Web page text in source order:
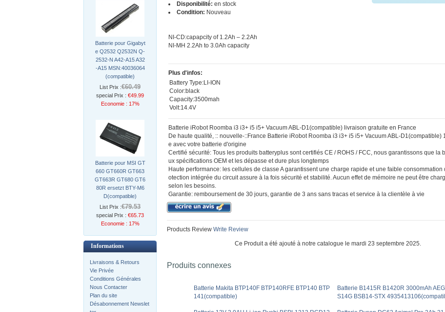
Batterie pour Gigabyt
e Q2532 Q2532N Q-
2532-N A42-A15 A32
-A15 MSN:40036064
(compatible)
List Prix :€60.49
special Prix : €49.99
Economie : 17%
Batterie pour MSI GT
660 GT660R GT663
GT663R GT680 GT6
80R ersetzt BTY-M6
D(compatible)
List Prix :€79.53
special Prix : €65.73
Economie : 17%
Informations
Livraisons & Retours
Vie Privée
Conditions Générales
Nous Contacter
Plan du site
Désabonnement Newslet
Disponibilité: en stock
Condition: Nouveau
NI-CD:capapcity of 1.2Ah – 2.2Ah
NI-MH 2.2Ah to 3.0Ah capacity
Plus d'infos:
Battery Type:LI-ION
Color:black
Capacity:3500mah
Volt:14.4V
Batterie iRobot Roomba i3 i3+ i5 i5+ Vacuum ABL-D1(compatible) livraison gratuite en France
De haute qualité, :: nouvelle-::France Batterie iRobot Roomba i3 i3+ i5 i5+ Vacuum ABL-D1(compatible)
e avec votre batterie d'origine
Certifié sécurité: Tous les produits batteryplus sont certifiés CE / ROHS / FCC, nous garantissons que la
ux spécifications OEM et les dépasse et dure plus longtemps
Haute performance: les cellules de classe A garantissent une charge rapide et une faible consommation
otection intégrée du circuit assure à la fois sécurité et stabilité. Aucun effet de mémoire ne peut être
selon les besoins.
Garantie: remboursement de 30 jours, garantie de 3 ans sans tracas et service à la clientèle à vie
Products Review Write Review
Ce Produit a été ajouté à notre catalogue le mardi 23 septembre 2025.
Produits connexes
Batterie Makita BTP140F BTP140RFE BTP140 BTP
141(compatible)
Batterie B1415R B1420R 3000mAh
S14G BSB14-STX